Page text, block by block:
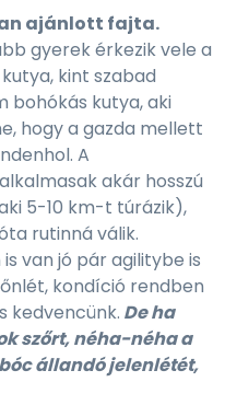
ajánlott fajta.
gyerek érkezik vele a
kint szabad
bohókás kutya, aki
hogy a gazda mellett
A
akár hosszú
5-10 km-t túrázik),
rutinná válik.
van jó pár agilitybe is
kondíció rendben
kedvencünk. De ha
szőrt, néha-néha a
állandó jelenlétét,